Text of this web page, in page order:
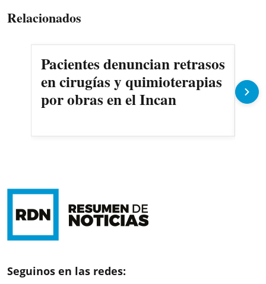
Relacionados
Pacientes denuncian retrasos
en cirugías y quimioterapias
por obras en el Incan
Seguinos en las redes: